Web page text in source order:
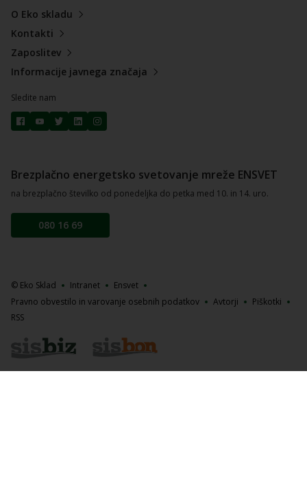
O Eko skladu
Kontakti
Zaposlitev
Informacije javnega značaja
Sledite nam
Brezplačno energetsko svetovanje mreže ENSVET
na brezplačno številko od ponedeljka do petka med 10. in 14. uro.
080 16 69
© Eko Sklad Intranet
Ensvet
Pravno obvestilo in varovanje osebnih podatkov
Avtorji
Piškotki
RSS